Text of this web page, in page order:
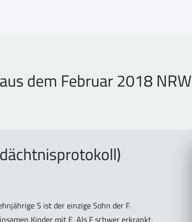
dem Februar 2018 NRW
S ist der einzige Sohn der F.